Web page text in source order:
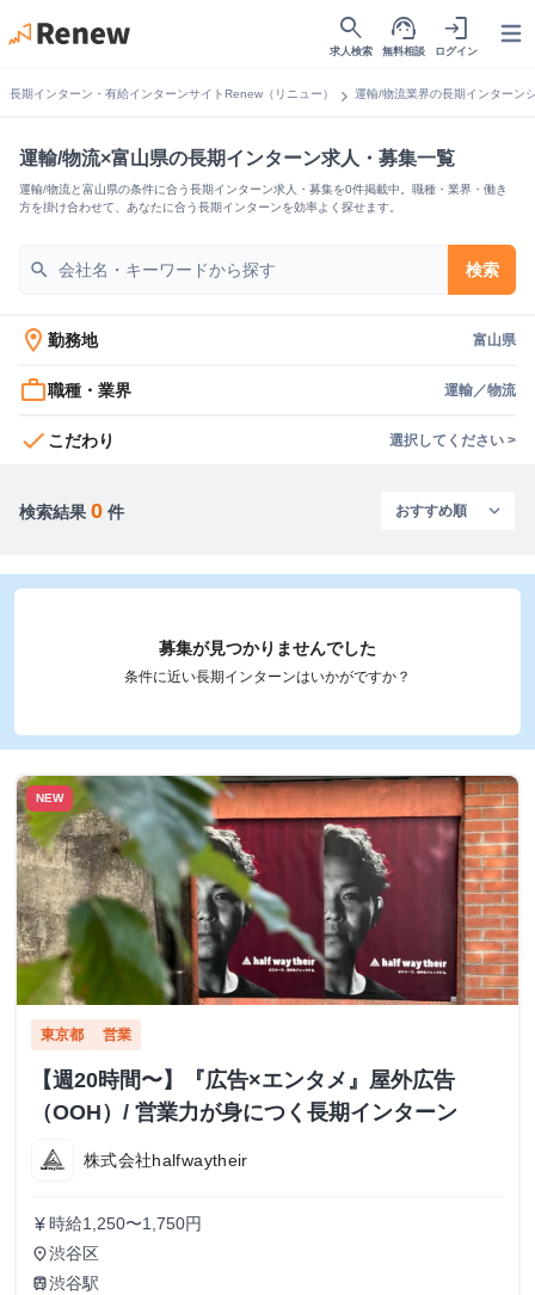
search
求人検索
support_agent
無料相談
login
ログイン
長期インターン・有給インターンサイトRenew（リニュー） chevron_right 運輸/物流業界の長期インターン
運輸/物流×富山県の長期インターン求人・募集一覧
運輸/物流と富山県の条件に合う長期インターン求人・募集を0件掲載中。職種・業界・働き
方を掛け合わせて、あなたに合う長期インターンを効率よく探せます。
search 検索
location_on 勤務地 富山県
work_outline職種・業界 運輸／物流
check こだわり 選択してください >
検索結果 0 件
募集が見つかりませんでした
条件に近い長期インターンはいかがですか？
NEW
東京都 営業
【週20時間〜】『広告×エンタメ』屋外広告
（OOH）/ 営業力が身につく長期インターン
株式会社halfwaytheir
currency_yen 時給1,250〜1,750円
place渋谷区
train渋谷駅